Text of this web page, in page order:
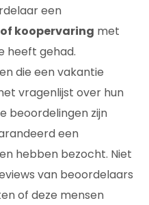
een
koopervaring met
heeft gehad.
die een vakantie
vragenlijst over hun
beoordelingen zijn
een
hebben bezocht. Niet
van beoordelaars
of deze mensen